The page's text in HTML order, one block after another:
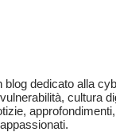
blog dedicato alla
cultura